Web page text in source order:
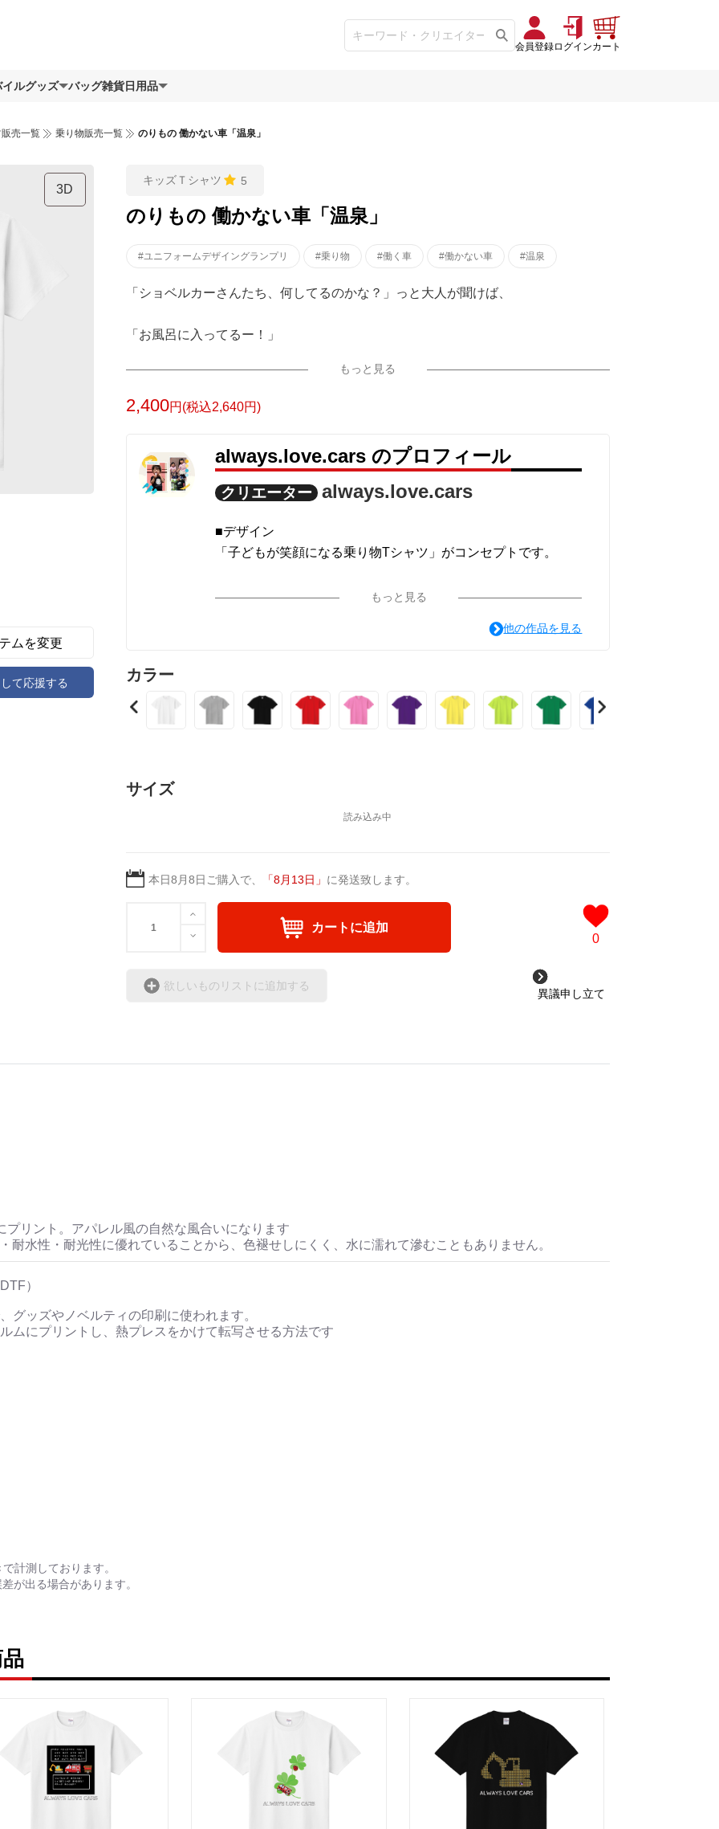
会員登録ログインカート
ルグッズ バッグ雑貨日用品
売一覧 乗り物販売一覧 のりもの 働かない車「温泉」
3D
ムを変更
て応援する
キッズＴシャツ 5
のりもの 働かない車「温泉」
#ユニフォームデザイングランプリ #乗り物 #働く車 #働かない車 #温泉
「ショベルカーさんたち、何してるのかな？」っと大人が聞けば、
「お風呂に入ってるー！」
っと子どもの教えたがり力が発揮され、気づけば笑顔になっています♪
■「教えたがり」を刺激する！
中から、自分の好きな“働くクルマ”をすぐに見つけ出し、親に教えてくれます。
子どもは教えられることも好きですが、実はそれ以上に「誰かに何かを教えるこ
と」も好きなのです。
■「視空間認知」を鍛える！
もっと見る
2,400円(税込2,640円)
always.love.cars のプロフィール
クリエーター always.love.cars
■デザイン
「子どもが笑顔になる乗り物Tシャツ」がコンセプトです。
身近なものに紛れ、こっそり働く乗り物たちを見つけた瞬間、
の」を好きな期間なんてほんの一瞬です。
もっと見る
他の作品を見る
カラー
サイズ
本日8月8日 ご購入で、 「8月13日 」 に発送致します。
カートに追加
0
欲しいものリストに追加する
異議申し立て
プリント。アパレル風の自然な風合いになります
耐水性・耐光性に優れていることから、色褪せしにくく、水に濡れて滲むこともありません。
）
グッズやノベルティの印刷に使われます。
ムにプリントし、熱プレスをかけて転写させる方法です
計測しております。
が出る場合があります。